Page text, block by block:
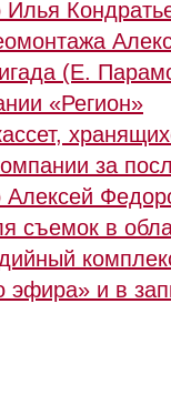
(Е.
«Регион»
за
съемок в
эфира» и в